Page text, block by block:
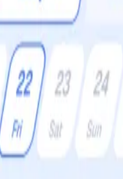
med en klassisk